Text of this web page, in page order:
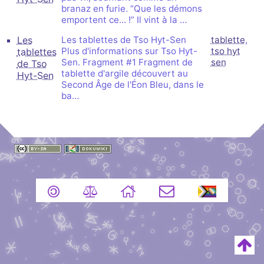
branaz en furie. “Que les démons
emportent ce... !” Il vint à la …
Les
tablettes
de Tso
Hyt-Sen
Les tablettes de Tso Hyt-Sen
Plus d'informations sur Tso Hyt-
Sen. Fragment #1 Fragment de
tablette d'argile découvert au
Second Âge de l'Éon Bleu, dans le
ba…
tablette,
tso hyt
sen